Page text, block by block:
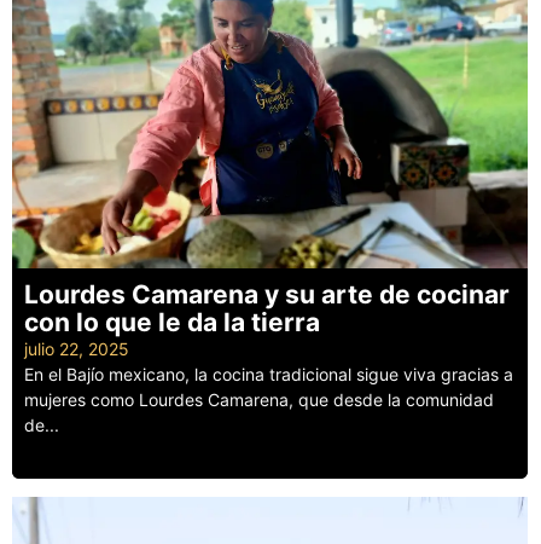
Lourdes Camarena y su arte de cocinar
con lo que le da la tierra
julio 22, 2025
En el Bajío mexicano, la cocina tradicional sigue viva gracias a
mujeres como Lourdes Camarena, que desde la comunidad
de...